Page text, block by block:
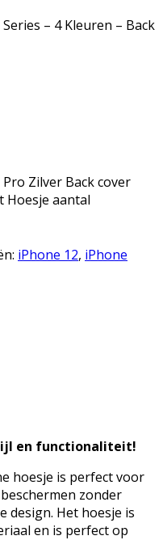
– 4 Kleuren – Back
Zilver Back cover
Hoesje aantal
iPhone 12, iPhone
en functionaliteit!
hoesje is perfect voor
zonder
design. Het hoesje is
en is perfect op